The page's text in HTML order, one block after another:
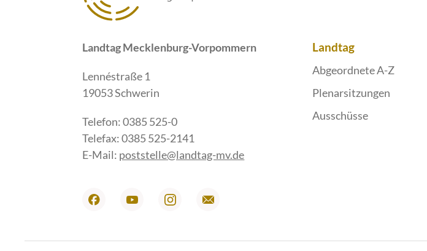
Landtag Mecklenburg-Vorpommern
Lennéstraße 1
19053 Schwerin
Telefon: 0385 525-0
Telefax: 0385 525-2141
E-Mail: poststelle@landtag-mv.de
Landtag
Abgeordnete A-Z
Plenarsitzungen
Ausschüsse